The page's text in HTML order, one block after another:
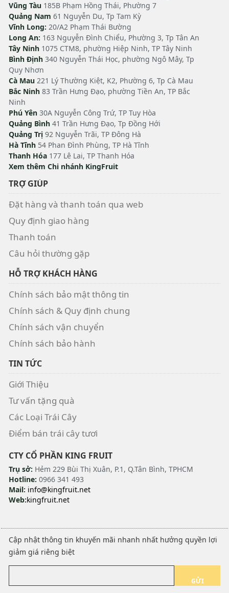
Vũng Tàu 185B Phạm Hồng Thái, Phường 7
Quảng Nam 61 Nguyễn Du, Tp Tam Kỳ
Vĩnh Long: 20/A2 Phạm Thái Bường
Long An: 163 Nguyễn Đình Chiểu, Phường 3, Tp Tân An
Tây Ninh 1075 CTM8, phường Hiệp Ninh, TP Tây Ninh
Bình Định 340 Nguyễn Thái Học, phường Ngô Mây, Tp
Quy Nhơn
Cà Mau 221 Lý Thường Kiệt, K2, Phường 6, Tp Cà Mau
Bắc Ninh 83 Trần Hưng Đạo, phường Tiền An, TP Bắc
Ninh
Phú Yên 30A Nguyễn Công Trứ, TP Tuy Hòa
Quảng Bình 41 Trần Hưng Đạo, Tp Đồng Hới
Quảng Trị 92 Nguyễn Trãi, TP Đông Hà
Hà Tĩnh 54 Phan Đình Phùng, TP Hà Tĩnh
Thanh Hóa 177 Lê Lai, TP Thanh Hóa
Xem thêm Chi nhánh KingFruit
TRỢ GIÚP
Đặt hàng và thanh toán qua web
Quy định giao hàng
Thanh toán
Câu hỏi thường gặp
HỖ TRỢ KHÁCH HÀNG
Chính sách bảo mật thông tin
Chính sách & Quy định chung
Chính sách vận chuyển
Chính sách bảo hành
TIN TỨC
Giới Thiệu
Tư vấn tặng quà
Các Loại Trái Cây
Điểm bán trái cây tươi
CTY CỔ PHẦN KING FRUIT
Trụ sở: Hẻm 229 Bùi Thị Xuân, P.1, Q.Tân Bình, TPHCM
Hotline: 0966 341 493
Mail: info@kingfruit.net
Web:kingfruit.net
Cập nhật thông tin khuyến mãi nhanh nhất hưởng quyền lợi
giảm giá riêng biệt
GỬI